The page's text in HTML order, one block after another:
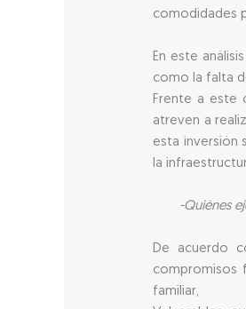
comodidades
En este
como la falta
Frente a este
atreven a
esta inversión
la
-Quiénes
De acuerdo
compromisos
familiar,